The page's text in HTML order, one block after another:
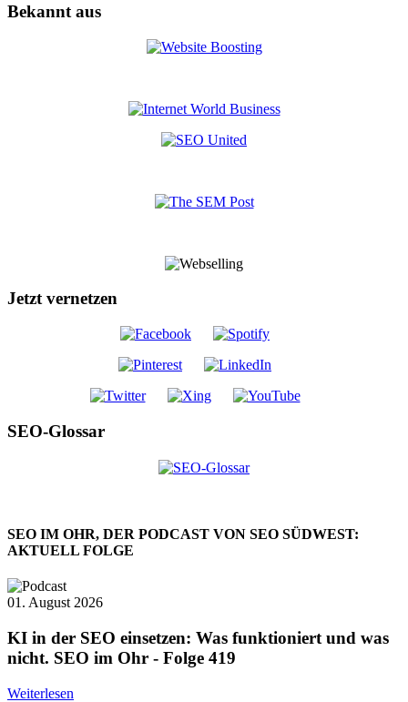
Bekannt aus
Jetzt vernetzen
SEO-Glossar
SEO IM OHR, DER PODCAST VON SEO SÜDWEST:
AKTUELL FOLGE
01. August 2026
KI in der SEO einsetzen: Was funktioniert und was
nicht. SEO im Ohr - Folge 419
Weiterlesen